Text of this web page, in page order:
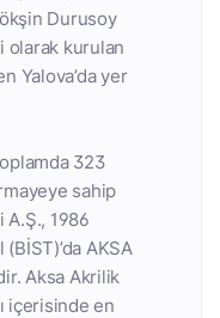
Durusoy
olarak kurulan
Yalova’da yer
323
sahip
1986
AKSA
Aksa Akrilik
içerisinde en